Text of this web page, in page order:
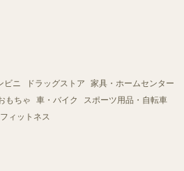
ビニ ドラッグストア
家具・ホームセンター
もちゃ 車・バイク
スポーツ用品・自転車
ィットネス